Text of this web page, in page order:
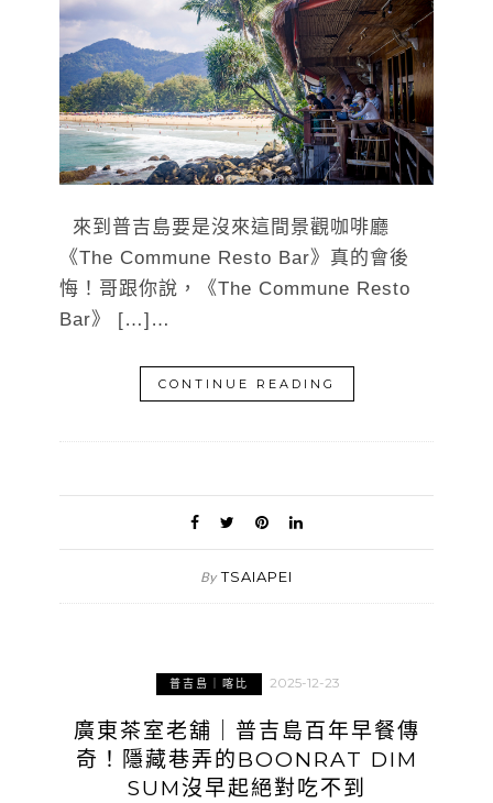
來到普吉島要是沒來這間景觀咖啡廳
《The Commune Resto Bar》真的會後
悔！哥跟你說，《The Commune Resto
Bar》 […]…
CONTINUE READING
By TSAIAPEI
普吉島｜喀比 2025-12-23
廣東茶室老舖｜普吉島百年早餐傳
奇！隱藏巷弄的BOONRAT DIM
SUM沒早起絕對吃不到